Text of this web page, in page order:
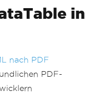
in
nach PDF
PDF-